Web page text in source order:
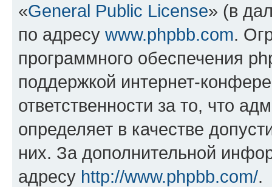
«General Public License» (в
по адресу www.phpbb.com.
программного обеспечения
поддержкой интернет-
ответственности за то, что
определяет в качестве
них. За дополнительной
адресу http://www.phpbb.com/.